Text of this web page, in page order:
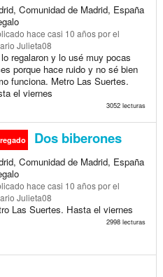
Comunidad de Madrid, España
hace casi 10 añospor el
Julieta08
regalaron y lo usé muy pocas
porque hace ruido y no sé bien
funciona. Metro Las Suertes.
el viernes
3052 lecturas
Dos biberones
Comunidad de Madrid, España
hace casi 10 añospor el
Julieta08
Las Suertes. Hasta el viernes
2998 lecturas